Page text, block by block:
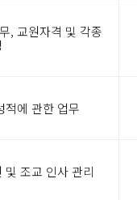
, 교원자격 및 각종
적에 관한 업무
조교 인사 관리